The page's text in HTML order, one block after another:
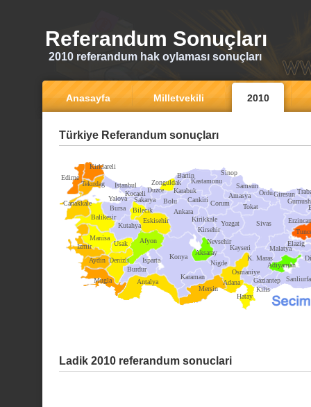
Referandum Sonuçları
2010 referandum hak oylaması sonuçları
Anasayfa Milletvekili 2010
Türkiye Referandum sonuçları
Ankara
Kirklareli
Edirne
Tekirdag
Canakkale
Balikesir
Bursa
Istanbul
Kocaeli
Sakarya
Zonguldak
Bolu
Bilecik
Eskisehir
Kutahya
Manisa
Izmir
Aydin
Mugla
Denizli
Burdur
Usak Afyon
Isparta
Antalya
Konya
Mersin
Kirsehir
Cankiri
Kastamonu
Sinop
Corum
Yozgat
Nevsehir
Nigde
Adana
Hatay
K. Maras
Kayseri
Sivas
Tokat
Amasya
Samsun
OrduGiresun
Erzincan
Malatya
Gaziantep Sanliurfa
Adiyaman
Elazig
Kirikkale
Karaman
Aksaray
Kilis
Duzce Karabuk
Bartin
Osmaniye
Yalova
Ladik 2010 referandum sonuclari